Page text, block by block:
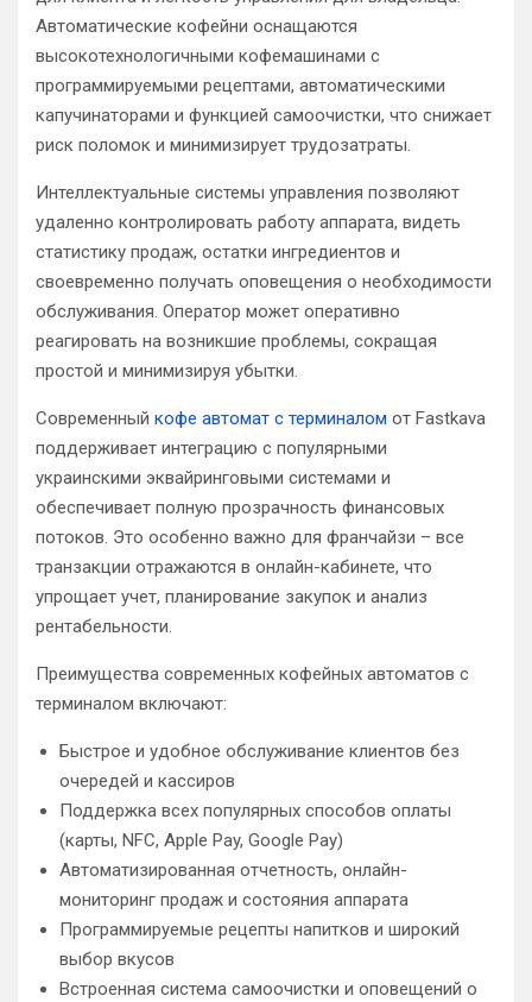
Автоматические кофейни оснащаются
высокотехнологичными кофемашинами с
программируемыми рецептами, автоматическими
капучинаторами и функцией самоочистки, что снижает
риск поломок и минимизирует трудозатраты.
Интеллектуальные системы управления позволяют
удаленно контролировать работу аппарата, видеть
статистику продаж, остатки ингредиентов и
своевременно получать оповещения о необходимости
обслуживания. Оператор может оперативно
реагировать на возникшие проблемы, сокращая
простой и минимизируя убытки.
Современный кофе автомат с терминалом от Fastkava
поддерживает интеграцию с популярными
украинскими эквайринговыми системами и
обеспечивает полную прозрачность финансовых
потоков. Это особенно важно для франчайзи – все
транзакции отражаются в онлайн-кабинете, что
упрощает учет, планирование закупок и анализ
рентабельности.
Преимущества современных кофейных автоматов с
терминалом включают:
Быстрое и удобное обслуживание клиентов без
очередей и кассиров
Поддержка всех популярных способов оплаты
(карты, NFC, Apple Pay, Google Pay)
Автоматизированная отчетность, онлайн-
мониторинг продаж и состояния аппарата
Программируемые рецепты напитков и широкий
выбор вкусов
Встроенная система самоочистки и оповещений о